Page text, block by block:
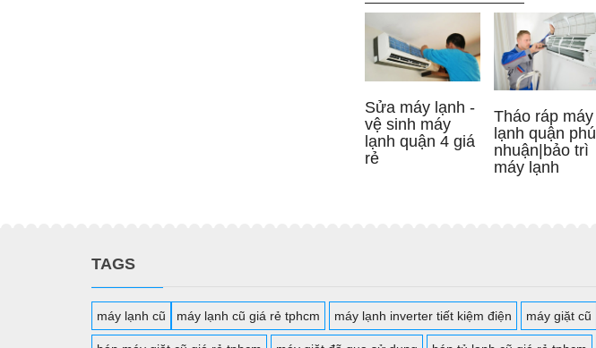
Sửa máy lạnh -
vệ sinh máy
lạnh quận 4 giá
rẻ
Tháo ráp máy
lạnh quận phú
nhuận|bảo trì
máy lạnh
TAGS
máy lạnh cũ máy lạnh cũ giá rẻ tphcm máy lạnh inverter tiết kiệm điện máy giặt cũ